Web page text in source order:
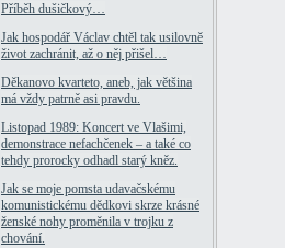
Příběh dušičkový…
Jak hospodář Václav chtěl tak usilovně
život zachránit, až o něj přišel…
Děkanovo kvarteto, aneb, jak většina
má vždy patrně asi pravdu.
Listopad 1989: Koncert ve Vlašimi,
demonstrace nefachčenek – a také co
tehdy prorocky odhadl starý kněz.
Jak se moje pomsta udavačskému
komunistickému dědkovi skrze krásné
ženské nohy proměnila v trojku z
chování.